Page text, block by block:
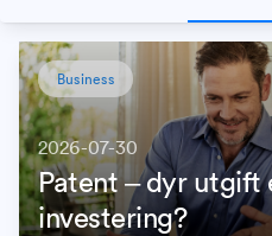
Business
2026-07-30
Patent – dyr utgift
investering?